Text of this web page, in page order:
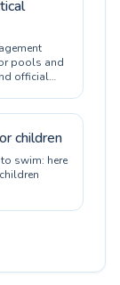
pools and
official
children
swim: here